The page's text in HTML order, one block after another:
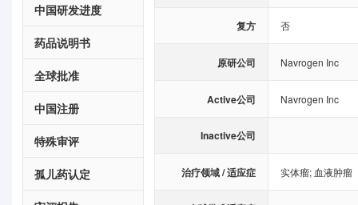
中国研发进度
药品说明书
全球批准
中国注册
特殊审评
孤儿药认定
复方 否
原研公司 Navrogen Inc
Active公司 Navrogen Inc
Inactive公司
治疗领域 / 适应症 实体瘤; 血液肿瘤